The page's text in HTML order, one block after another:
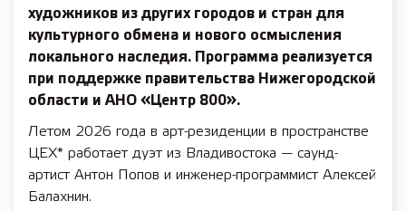
художников из других городов и стран для
культурного обмена и нового осмысления
локального наследия. Программа реализуется
при поддержке правительства Нижегородской
области и АНО «Центр 800».
Летом 2026 года в арт-резиденции в пространстве
ЦЕХ* работает дуэт из Владивостока — саунд-
артист Антон Попов и инженер-программист Алексей
Балахнин.